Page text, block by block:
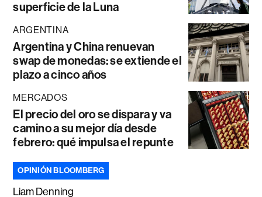
superficie de la Luna
ARGENTINA
Argentina y China renuevan
swap de monedas: se extiende el
plazo a cinco años
MERCADOS
El precio del oro se dispara y va
camino a su mejor día desde
febrero: qué impulsa el repunte
OPINIÓN BLOOMBERG
Liam Denning